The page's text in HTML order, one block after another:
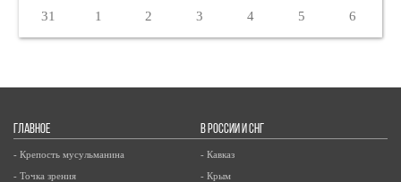
31 1 2 3 4 5 6
ГЛАВНОЕ
- Крепость мусульманина
- Точка зрения
В РОССИИ И СНГ
- Кавказ
- Крым